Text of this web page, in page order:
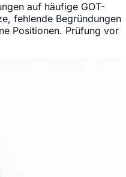
auf häufige GOT-
fehlende Begründungen
Positionen. Prüfung vor